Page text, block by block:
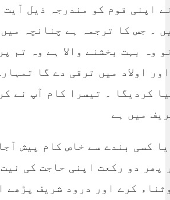
اپنی قوم کو مندرجہ ذیل آیت
۔ جس کا ترجمہ ہے چنانچہ
وہ بہت بخشنے والا ہے وہ تم
اولاد میں ترقی دے گا
کردیگا ۔ تیسرا کام آپ نے
میں ہے
کسی بندے سے خاص کام پیش
پھر دو رکعت اپنی حاجت کی
کرے اور درود شریف پڑھے